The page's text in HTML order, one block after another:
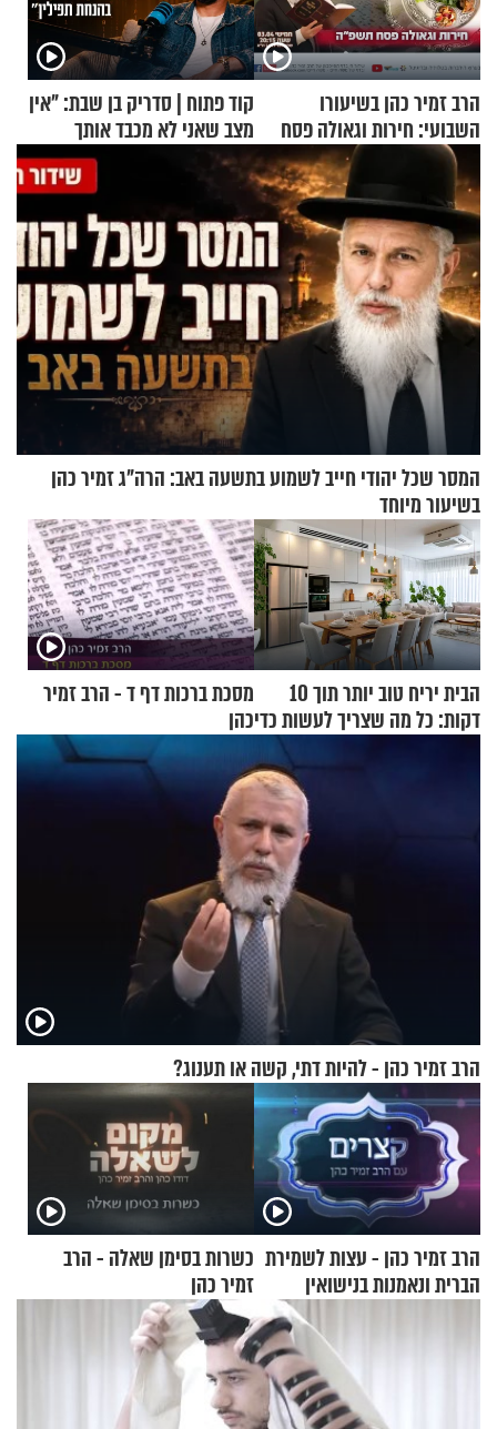
הרב זמיר כהן בשיעורו
השבועי: חירות וגאולה פסח
תשפ"ה
קוד פתוח | סדריק בן שבת: "אין
מצב שאני לא מכבד אותך
בבוקר בהנחת תפילין"
המסר שכל יהודי חייב לשמוע בתשעה באב: הרה"ג זמיר כהן
בשיעור מיוחד
הבית יריח טוב יותר תוך 10
דקות: כל מה שצריך לעשות כדי
מסכת ברכות דף ד - הרב זמיר
כהן
הרב זמיר כהן - להיות דתי, קשה או תענוג?
הרב זמיר כהן - עצות לשמירת
הברית ונאמנות בנישואין
כשרות בסימן שאלה - הרב
זמיר כהן